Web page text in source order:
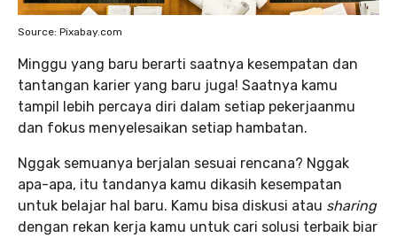
Source: Pixabay.com
Minggu yang baru berarti saatnya kesempatan dan
tantangan karier yang baru juga! Saatnya kamu
tampil lebih percaya diri dalam setiap pekerjaanmu
dan fokus menyelesaikan setiap hambatan.
Nggak semuanya berjalan sesuai rencana? Nggak
apa-apa, itu tandanya kamu dikasih kesempatan
untuk belajar hal baru. Kamu bisa diskusi atau sharing
dengan rekan kerja kamu untuk cari solusi terbaik biar